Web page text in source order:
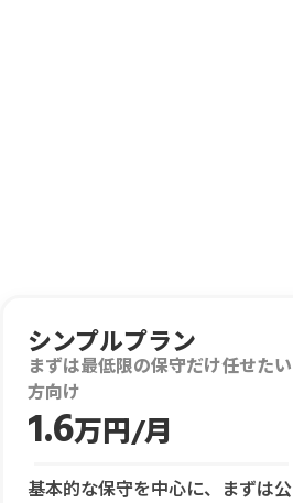
シンプルプラン
まずは最低限の保守だけ任せたい
方向け
1.6万円/月
基本的な保守を中心に、まずは公